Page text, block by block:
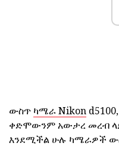
ውስጥ ካሜራ Nikon
ቀድሞውንም አውታረ መረብ
እንደሚችል ሁሉ ካሜራዎች